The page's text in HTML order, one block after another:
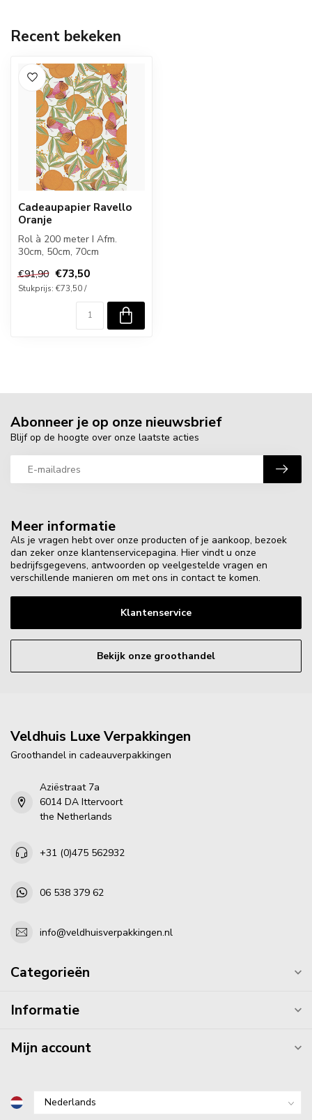
Recent bekeken
Cadeaupapier Ravello
Oranje
Rol à 200 meter I Afm.
30cm, 50cm, 70cm
€91,90 €73,50
Stukprijs: €73,50 /
Meer informatie
Als je vragen hebt over onze producten of je aankoop, bezoek
dan zeker onze klantenservicepagina. Hier vindt u onze
bedrijfsgegevens, antwoorden op veelgestelde vragen en
verschillende manieren om met ons in contact te komen.
Klantenservice
Bekijk onze groothandel
Abonneer je op onze nieuwsbrief
Blijf op de hoogte over onze laatste acties
Veldhuis Luxe Verpakkingen
Groothandel in cadeauverpakkingen
Aziëstraat 7a
6014 DA Ittervoort
the Netherlands
+31 (0)475 562932
06 538 379 62
info@veldhuisverpakkingen.nl
Categorieën
Informatie
Mijn account